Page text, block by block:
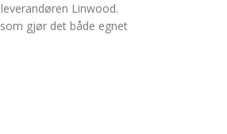
Linwood.
gjør det både egnet